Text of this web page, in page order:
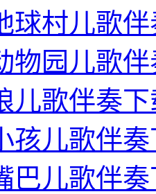
球村儿歌
物园儿歌伴
儿歌伴奏下
孩儿歌伴奏
巴儿歌伴奏